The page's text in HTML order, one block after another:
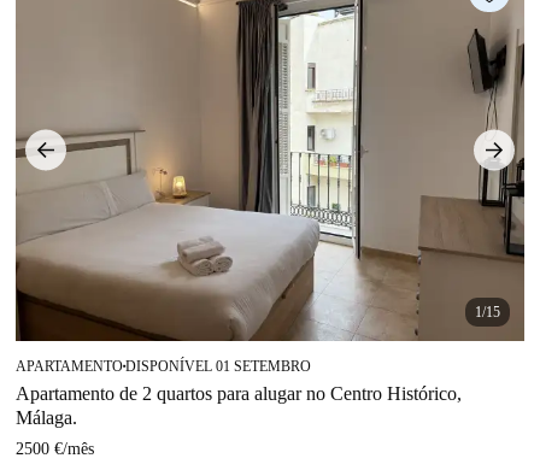
1/15
APARTAMENTO■DISPONÍVEL 01 SETEMBRO
Apartamento de 2 quartos para alugar no Centro Histórico,
Málaga.
2500 €/mês